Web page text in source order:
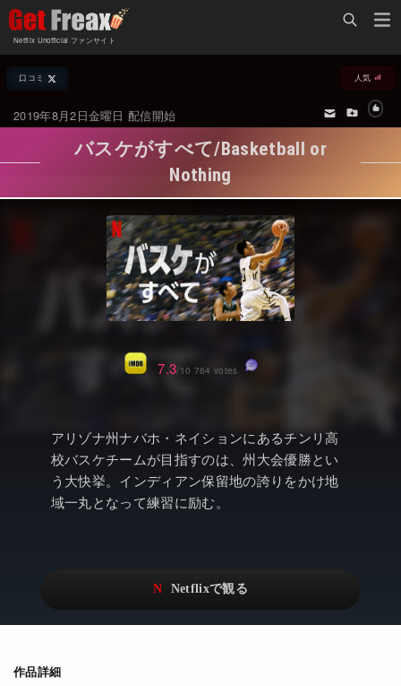
Netflix Unofficial ファンサイト
Netflix新着作品
オールジャンル
海外ドラマ・シリーズ
国内TV番組・ドラマ
国内映画
アジアTV番組・ドラマ
アジア映画
ドキュメンタリー
Netflixオリジナル作品
その他の国のTV番組
配信終了予定の作品
海外ドラマ・ラインナップ
Netflix 全作品ラインナップ
Netflix配信作品カスタム検索
トレンド
VOD 総合作品情報
Watchlistへ
Netflix Video
Netflix 高い評価の海外作品
口コミ 人気
2019年8月2日金曜日 配信開始
バスケがすべて/Basketball or
Nothing
アリゾナ州ナバホ・ネイションにあるチンリ高
校バスケチームが目指すのは、州大会優勝とい
う大快挙。インディアン保留地の誇りをかけ地
域一丸となって練習に励む。
作品詳細
7.3/10 764 votes